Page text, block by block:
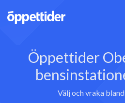
Öppettider
Välj och vraka